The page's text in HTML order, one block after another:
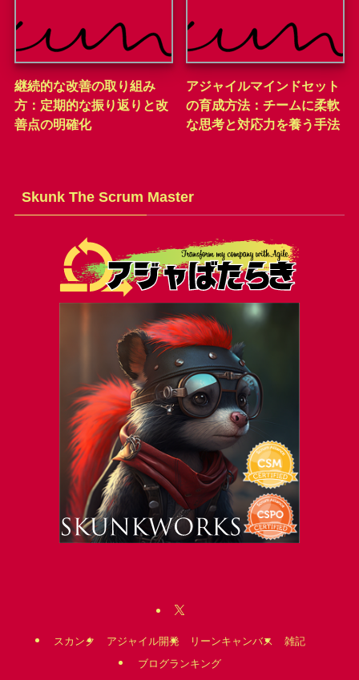
継続的な改善の取り組み
方：定期的な振り返りと改
善点の明確化
アジャイルマインドセット
の育成方法：チームに柔軟
な思考と対応力を養う手法
Skunk The Scrum Master
スカンク アジャイル開発 リーンキャンバス
雑記
ブログランキング